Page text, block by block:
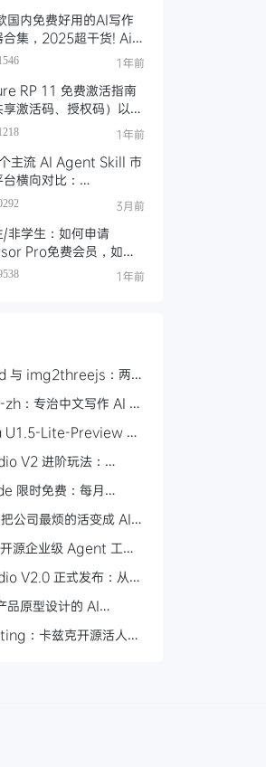
国内免费好用的AI写作
合集，2025超干货! Ai
工具推荐，支持论文长文
1年前
RP 11 免费激活指南
享激活码、授权码）以及
活方法分享
1年前
主流 AI Agent Skill 市
横向对比：
、Skillsmp、
3月前
/非学生：如何申请
Pro免费会员，如何
SheerID验证快速激活全
1年前
与 img2threejs：两个
型
：专治中文写作 AI 味
U1.5-Lite-Preview 开
编辑
V2 进阶玩法：
限时免费：每月
公司最烦的活变成 AI
源企业级 Agent 工作
V2.0 正式发布：从
品原型设计的 AI
：卡兹克开源活人感